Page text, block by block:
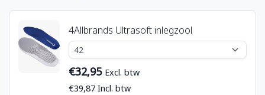
4Allbrands Ultrasoft inlegzool
€32,95 Excl. btw
€39,87 Incl. btw